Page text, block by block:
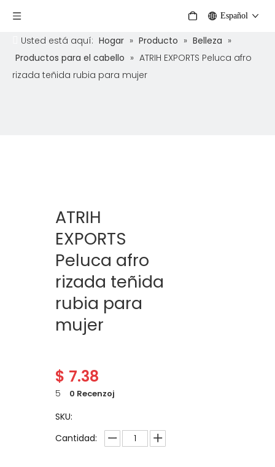
Español
Usted está aquí: Hogar » Producto » Belleza »
Productos para el cabello » ATRIH EXPORTS Peluca afro
rizada teñida rubia para mujer
ATRIH
EXPORTS
Peluca afro
rizada teñida
rubia para
mujer
$ 7.38
5 0 Recenzoj
SKU:
Cantidad: